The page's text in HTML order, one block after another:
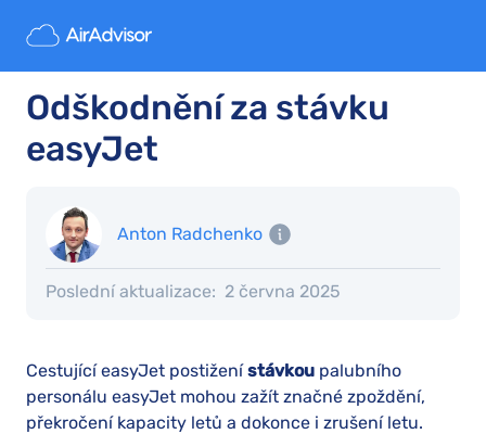
Odškodnění za stávku
easyJet
Anton Radchenko
Poslední aktualizace: 2 června 2025
Cestující easyJet postiženístávkou palubního
personálu easyJet mohou zažít značné zpoždění,
překročení kapacity letů a dokonce i zrušení letu.